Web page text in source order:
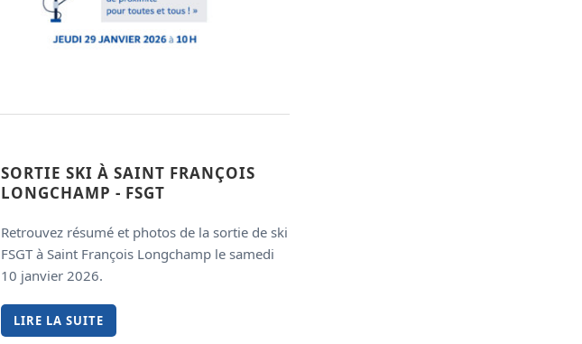
SORTIE SKI À SAINT FRANÇOIS
LONGCHAMP - FSGT
Retrouvez résumé et photos de la sortie de ski
FSGT à Saint François Longchamp le samedi
10 janvier 2026.
LIRE LA SUITE